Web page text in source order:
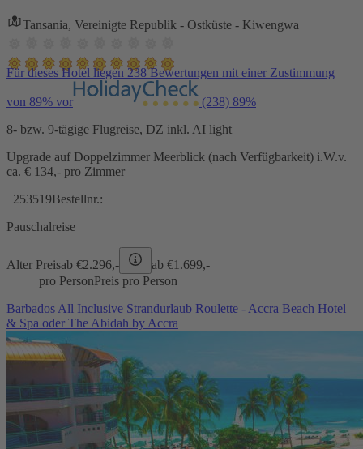
Tansania, Vereinigte Republik - Ostküste - Kiwengwa
Für dieses Hotel liegen 238 Bewertungen mit einer Zustimmung
von 89% vor (238) 89%
8- bzw. 9-tägige Flugreise, DZ inkl. AI light
Upgrade auf Doppelzimmer Meerblick (nach Verfügbarkeit) i.W.v.
ca. € 134,- pro Zimmer
253519Bestellnr.:
Pauschalreise
Alter Preisab €2.296,- ab €1.699,-
pro PersonPreis pro Person
Barbados All Inclusive Strandurlaub Roulette - Accra Beach Hotel
& Spa oder The Abidah by Accra